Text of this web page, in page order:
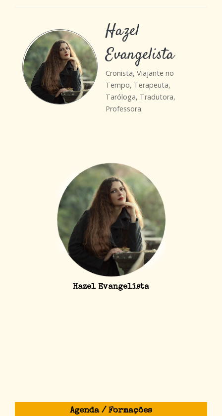
Hazel
Evangelista
Cronista, Viajante no
Tempo, Terapeuta,
Taróloga, Tradutora,
Professora.
Hazel Evangelista
Agenda / Formações